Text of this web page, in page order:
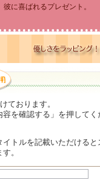
に喜ばれるプレゼント。
ております。
容を確認する」を押してく
トルを記載いただけると
。